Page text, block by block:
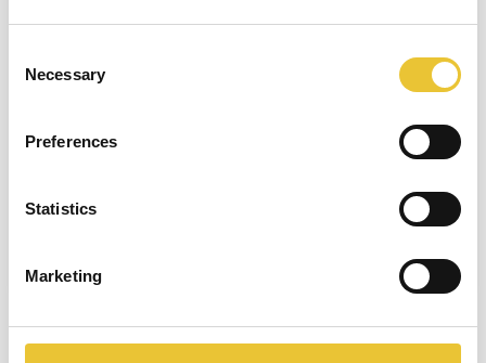
Selection
Necessary
Preferences
Statistics
Marketing
Aunque lo mejor es empezar pronto, nunca es demasiado
importancia que se lleve a cabo, incluso si eso implica la
COMPARTIR
para comenzar!